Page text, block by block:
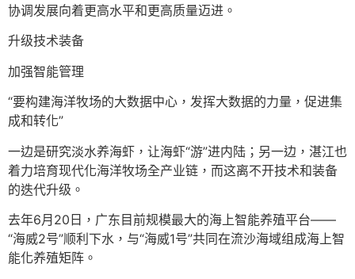
协调发展向着更高水平和更高质量迈进。
升级技术装备
加强智能管理
“要构建海洋牧场的大数据中心，发挥大数据的力量，促进集
成和转化”
一边是研究淡水养海虾，让海虾“游”进内陆；另一边，湛江也
着力培育现代化海洋牧场全产业链，而这离不开技术和装备
的迭代升级。
去年6月20日，广东目前规模最大的海上智能养殖平台——
“海威2号”顺利下水，与“海威1号”共同在流沙海域组成海上智
能化养殖矩阵。